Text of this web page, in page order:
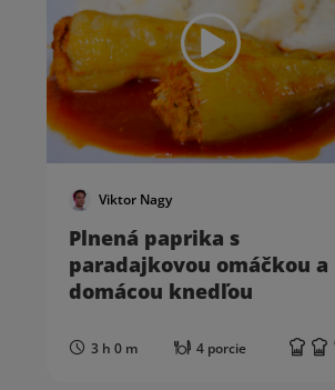
Viktor Nagy
Plnená paprika s
paradajkovou omáčkou a
domácou knedľou
3 h 0 m 4 porcie